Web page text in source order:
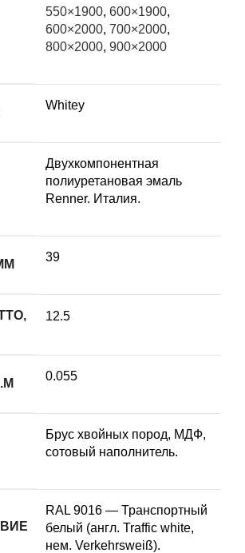
550×1900, 600×1900,
600×2000, 700×2000,
800×2000, 900×2000
Whitey
Двухкомпонентная
полиуретановая эмаль
Renner. Италия.
39
12.5
0.055
Брус хвойных пород, МДФ,
сотовый наполнитель.
RAL 9016 — Транспортный
белый (англ. Traffic white,
нем. Verkehrsweiß).